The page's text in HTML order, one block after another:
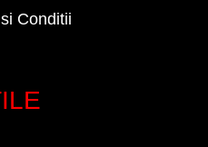
Conditii